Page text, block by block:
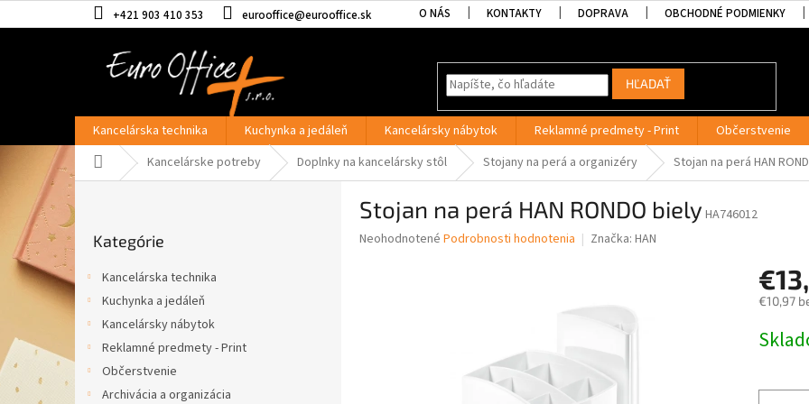
na
+421 903 410 353 eurooffice@eurooffice.sk O NÁS KONTAKTY DOPRAVA OBCHODNÉ PODMIENKY
HĽADAŤ
Kancelárska technika Kuchynka a jedáleň Kancelársky nábytok Reklamné predmety - Print Občerstvenie
DomovKancelárske potreby Doplnky na kancelársky stôl Stojany na perá a organizéry Stojan na perá HAN
o
č
p
a
l
kategórie
Kategórie
Kancelárska technika
Kuchynka a jedáleň
Kancelársky nábytok
Reklamné predmety - Print
Občerstvenie
Archivácia a organizácia
Stojan na perá HAN RONDO biely HA746012
Priemerné
Neohodnotené Podrobnosti hodnotenia Značka: HAN
€10,97
cena: